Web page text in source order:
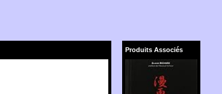
Produits Associés